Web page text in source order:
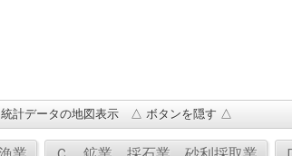
統計データの地図表示 △ ボタンを隠す △